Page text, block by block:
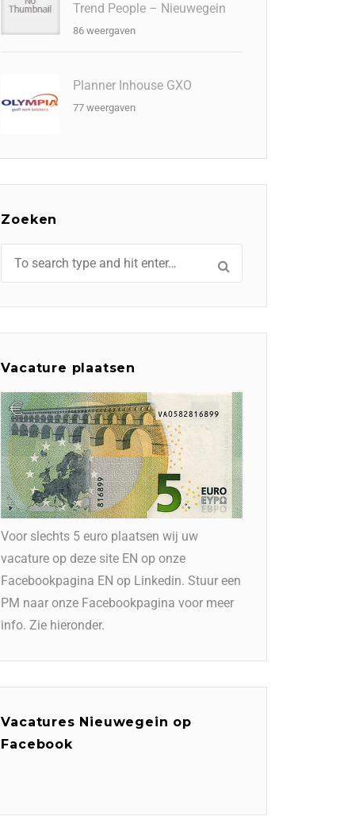
Trend People – Nieuwegein
86 weergaven
Planner Inhouse GXO
77 weergaven
Zoeken
Vacature plaatsen
Voor slechts 5 euro plaatsen wij uw
vacature op deze site EN op onze
Facebookpagina EN op Linkedin. Stuur een
PM naar onze Facebookpagina voor meer
info. Zie hieronder.
Vacatures Nieuwegein op
Facebook